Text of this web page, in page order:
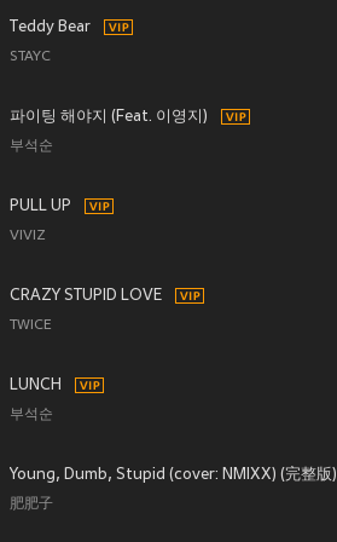
Teddy Bear
STAYC
파이팅 해야지 (Feat. 이영지)
부석순
PULL UP
VIVIZ
CRAZY STUPID LOVE
TWICE
LUNCH
부석순
Young, Dumb, Stupid (cover: NMIXX) (完整版)
肥肥子